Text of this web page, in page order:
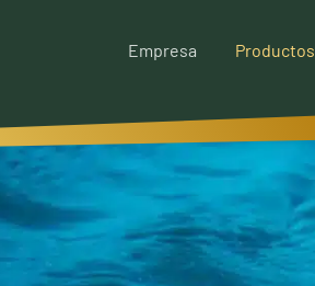
Empresa Productos